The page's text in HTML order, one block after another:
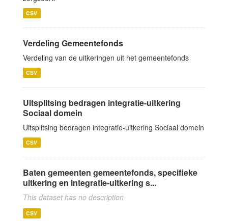
CSV
Verdeling Gemeentefonds
Verdeling van de uitkeringen uit het gemeentefonds
CSV
Uitsplitsing bedragen integratie-uitkering
Sociaal domein
Uitsplitsing bedragen integratie-uitkering Sociaal domein
CSV
Baten gemeenten gemeentefonds, specifieke
uitkering en integratie-uitkering s...
This dataset has no description
CSV